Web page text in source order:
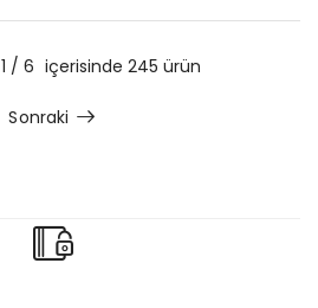
1 / 6 içerisinde 245 ürün
Sonraki